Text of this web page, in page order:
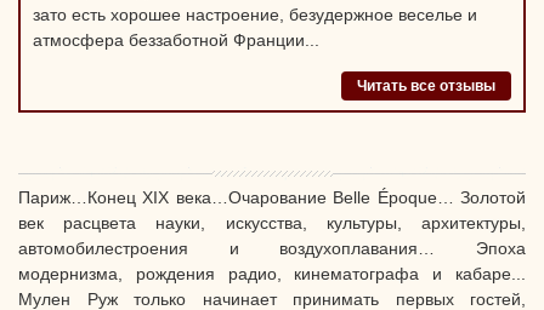
зато есть хорошее настроение, безудержное веселье и
атмосфера беззаботной Франции...
Читать все отзывы
Париж…Конец XIX века…Очарование Belle Époque… Золотой
век расцвета науки, искусства, культуры, архитектуры,
автомобилестроения и воздухоплавания… Эпоха
модернизма, рождения радио, кинематографа и кабаре...
Мулен Руж только начинает принимать первых гостей,